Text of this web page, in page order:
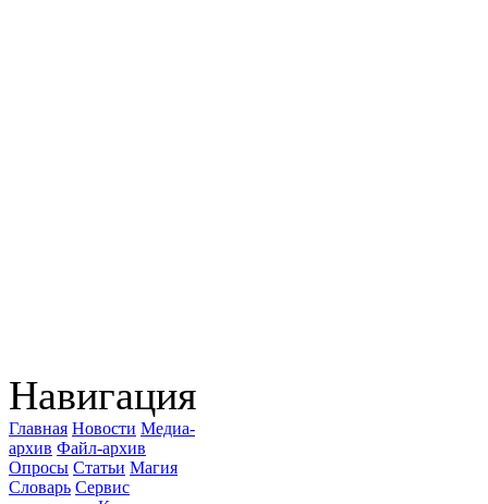
Навигация
Главная Новости Медиа-
архив Файл-архив
Опросы Статьи Магия
Словарь Сервис